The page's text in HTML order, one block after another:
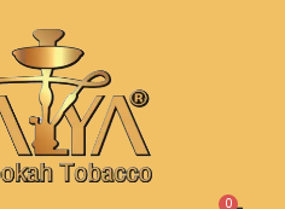
0